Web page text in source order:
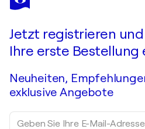
Jetzt registrieren und
Ihre erste Bestellung
Neuheiten,
exklusive Angebote